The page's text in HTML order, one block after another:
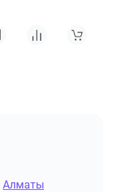
Алматы